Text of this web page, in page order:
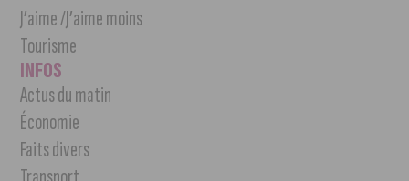
J’aime /J’aime moins
Tourisme
INFOS
Actus du matin
Économie
Faits divers